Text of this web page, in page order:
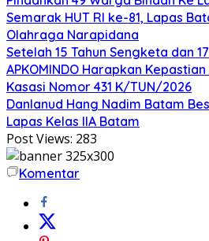
Semarak HUT RI ke-81, Lapas
Olahraga Narapidana
Setelah 15 Tahun Sengketa dan
APKOMINDO Harapkan
Kasasi Nomor 431 K/TUN/2026
Danlanud Hang Nadim Batam
Lapas Kelas IIA Batam
Post Views: 283
Komentar